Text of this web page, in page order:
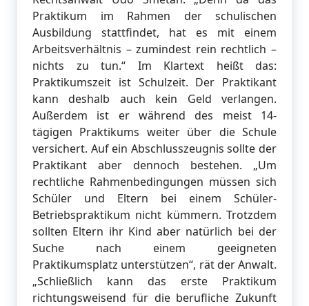
Praktikum im Rahmen der schulischen
Ausbildung stattfindet, hat es mit einem
Arbeitsverhältnis – zumindest rein rechtlich –
nichts zu tun.“ Im Klartext heißt das:
Praktikumszeit ist Schulzeit. Der Praktikant
kann deshalb auch kein Geld verlangen.
Außerdem ist er während des meist 14-
tägigen Praktikums weiter über die Schule
versichert. Auf ein Abschlusszeugnis sollte der
Praktikant aber dennoch bestehen. „Um
rechtliche Rahmenbedingungen müssen sich
Schüler und Eltern bei einem Schüler-
Betriebspraktikum nicht kümmern. Trotzdem
sollten Eltern ihr Kind aber natürlich bei der
Suche nach einem geeigneten
Praktikumsplatz unterstützen“, rät der Anwalt.
„Schließlich kann das erste Praktikum
richtungsweisend für die berufliche Zukunft